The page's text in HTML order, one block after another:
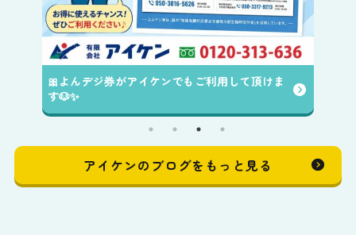
🎀よんデジ券がアイケンでもご利用して頂けま
す🐶✨️
アイケンのブログをもっと見る